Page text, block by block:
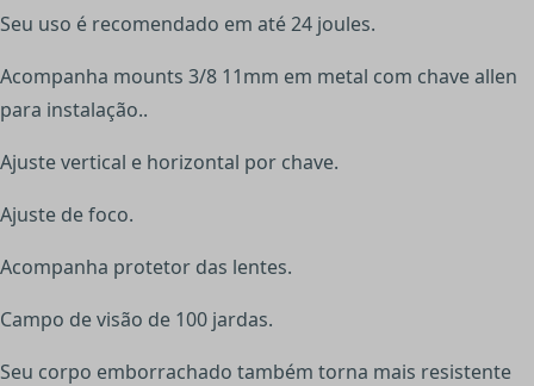
Seu uso é recomendado em até 24 joules.
Acompanha mounts 3/8 11mm em metal com chave allen
para instalação..
Ajuste vertical e horizontal por chave.
Ajuste de foco.
Acompanha protetor das lentes.
Campo de visão de 100 jardas.
Seu corpo emborrachado também torna mais resistente